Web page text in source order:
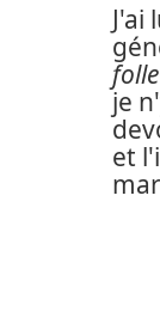
J'ai
je
et